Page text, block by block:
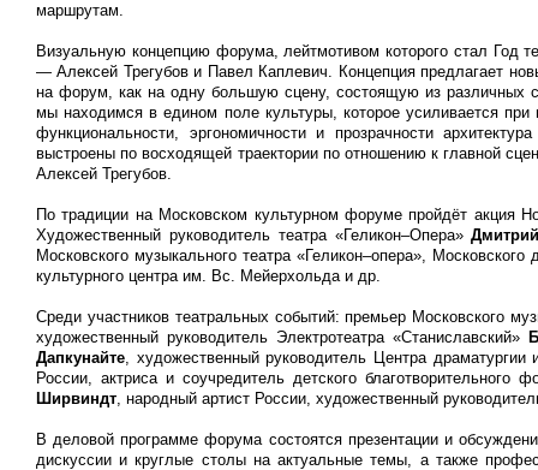
маршрутам.
Визуальную концепцию форума, лейтмотивом которого стал Год
— Алексей Трегубов и Павел Каплевич. Концепция предлагает
на форум, как на одну большую сцену, состоящую из различных
мы находимся в едином поле культуры, которое усиливается
функциональности, эргономичности и прозрачности
выстроены по восходящей траектории по отношению к главной
Алексей Трегубов.
По традиции на Московском культурном форуме пройдёт акция
Художественный руководитель театра «Геликон–Опера»
Московского музыкального театра «Геликон–опера»,
культурного центра им. Вс. Мейерхольда и др.
Среди участников театральных событий: премьер Московского
художественный руководитель Электротеатра «Станиславский»
Дапкунайте, художественный руководитель Центра
России, актриса и соучредитель детского
Ширвиндт, народный артист России, художественный
В деловой программе форума состоятся презентации и
дискуссии и круглые столы на актуальные темы, а также